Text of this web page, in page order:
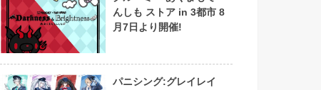
んしも ストア in 3都市 8
月7日より開催!
パニシング:グレイレイ